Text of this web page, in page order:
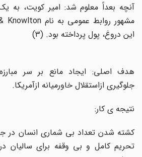
آنچه بعداً معلوم شد: امیر کویت، به یک
مشهور روابط عمومی به نام& Knowlton
این دروغ، پول پرداخته بود. (۳)
هدف اصلی: ایجاد مانع بر سر مبارزه
جلوگیری ازاستقلال خاورمیانه ازآمریکا.
نتیجه ی کار:
کشته شدن تعداد بی شماری انسان در
تحریم کامل و بی وقفه برای سالیان